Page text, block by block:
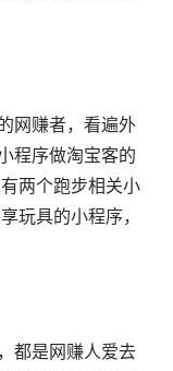
网赚者，看遍外
程序做淘宝客的
两个跑步相关小
玩具的小程序，
都是网赚人爱去